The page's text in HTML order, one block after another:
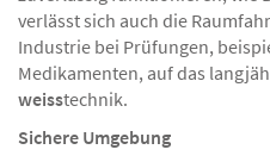
verlässt sich auch die
Industrie bei Prüfungen,
Medikamenten, auf das
weisstechnik.
Sichere Umgebung